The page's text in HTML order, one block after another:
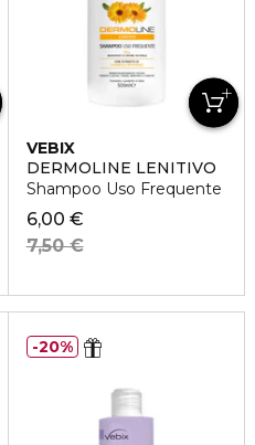
VEBIX
DERMOLINE LENITIVO
Shampoo Uso Frequente
6,00 €
7,50 €
20%